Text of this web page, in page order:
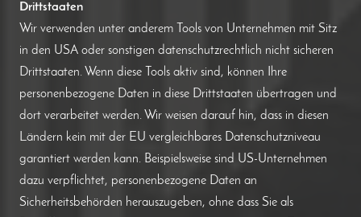
Drittstaaten
Wir verwenden unter anderem Tools von Unternehmen mit Sitz
in den USA oder sonstigen datenschutzrechtlich nicht sicheren
Drittstaaten. Wenn diese Tools aktiv sind, können Ihre
personenbezogene Daten in diese Drittstaaten übertragen und
dort verarbeitet werden. Wir weisen darauf hin, dass in diesen
Ländern kein mit der EU vergleichbares Datenschutzniveau
garantiert werden kann. Beispielsweise sind US-Unternehmen
dazu verpflichtet, personenbezogene Daten an
Sicherheitsbehörden herauszugeben, ohne dass Sie als